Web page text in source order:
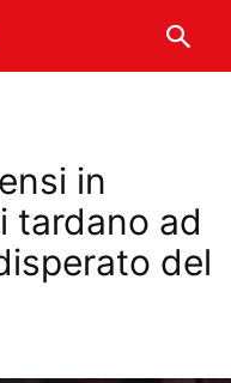
in
tardano ad
del